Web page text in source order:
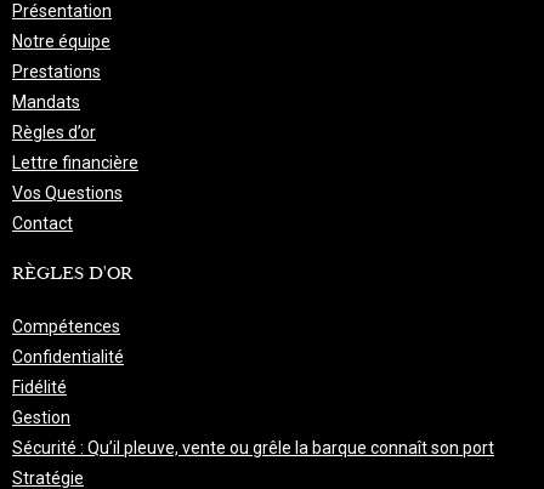
Présentation
Notre équipe
Prestations
Mandats
Règles d’or
Lettre financière
Vos Questions
Contact
RÈGLES D'OR
Compétences
Confidentialité
Fidélité
Gestion
Sécurité : Qu’il pleuve, vente ou grêle la barque connaît son port
Stratégie